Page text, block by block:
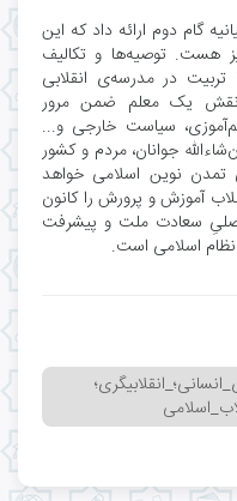
گام دوم ارائه داد که این
هست. توصیه‌ها و تکالیف
در مدرسه‌ی انقلابی
نقش یک معلم ضمن مرور
سیاست خارجی و...
جوانان، مردم و کشور
تمدن نوین اسلامی خواهد
آموزش‌ و پرورش را کانون
سعادت ملت و پیشرفت
اسلامی است.